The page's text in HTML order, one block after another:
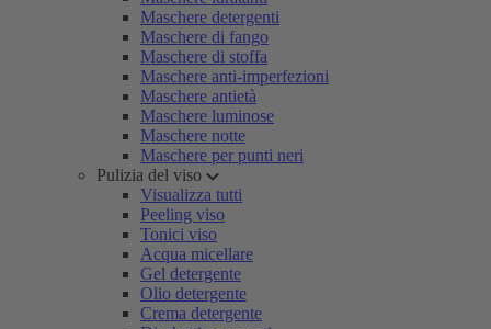
Maschere detergenti
Maschere di fango
Maschere di stoffa
Maschere anti-imperfezioni
Maschere antietà
Maschere luminose
Maschere notte
Maschere per punti neri
Pulizia del viso
Visualizza tutti
Peeling viso
Tonici viso
Acqua micellare
Gel detergente
Olio detergente
Crema detergente